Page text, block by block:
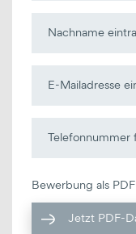
Bewerbung als
Jetzt PDF-